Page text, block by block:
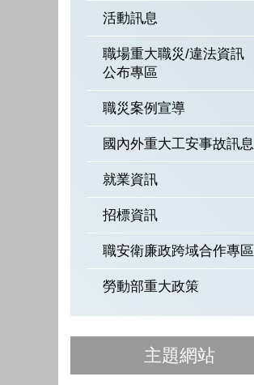
活動訊息
職場重大職災/違法資訊
公布專區
職災案例宣導
國內外重大工安事故訊息
就業資訊
招標資訊
職安衛廉政跨域合作專區
勞動部重大政策
主題網站